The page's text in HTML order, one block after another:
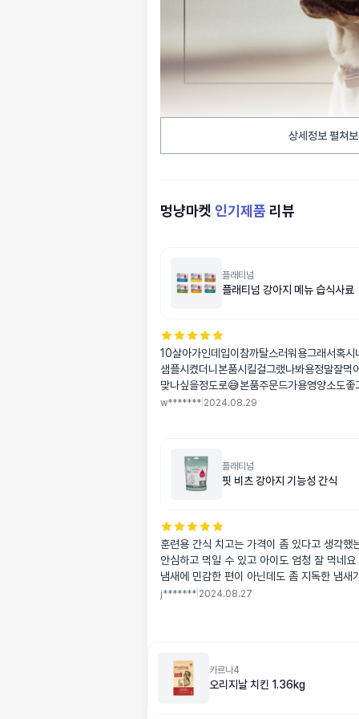
상세정보 펼쳐
멍냥마켓 인기제품 리뷰
플래티넘
플래티넘 강아지 메뉴 습식사료
10살아가인데입이참까탈스러워용그래서혹시
샘플시켰더니본품시킬걸그랬나봐용정말잘먹
맞나싶을정도로😅본품주문드가용영양소도좋
는것같아좋아용
w******* 2024.08.29
플래티넘
핏 비츠 강아지 기능성 간식
훈련용 간식 치고는 가격이 좀 있다고 생각했
안심하고 먹일 수 있고 아이도 엄청 잘 먹네
냄새에 민감한 편이 아닌데도 좀 지독한 냄새
ㅋ 간식 정착입니다
j******* 2024.08.27
카르나4
오리지날 치킨 1.36kg